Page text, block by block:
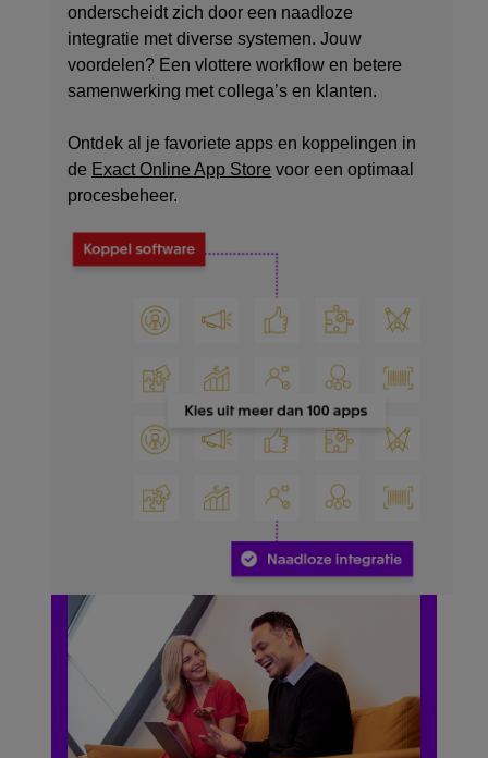
onderscheidt zich door een naadloze
integratie met diverse systemen. Jouw
voordelen? Een vlottere workflow en betere
samenwerking met collega’s en klanten.
Ontdek al je favoriete apps en koppelingen in
de Exact Online App Store voor een optimaal
procesbeheer.